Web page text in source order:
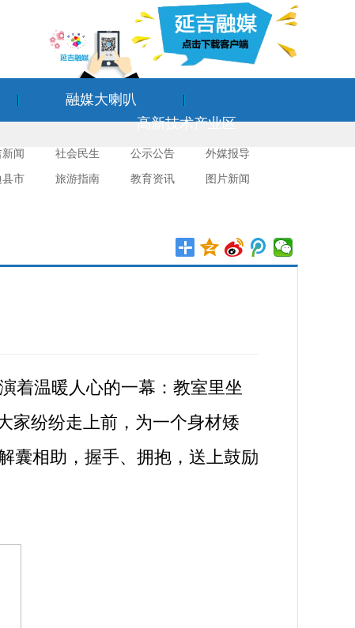
融媒大喇叭
高新技术产业区
闻 社会民生 公示公告 外媒报导
县市 旅游指南 教育资讯 图片新闻
着温暖人心的一幕：教室里坐
家纷纷走上前，为一个身材矮
囊相助，握手、拥抱，送上鼓励